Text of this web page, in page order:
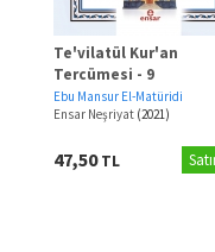
Te'vilatül Kur'an
Tercümesi - 9
Ebu Mansur El-Matüridi
Ensar Neşriyat (2021)
47,50TL